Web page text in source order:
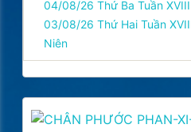
04/08/26 Thứ Ba Tuần
03/08/26 Thứ Hai Tuần
Niên